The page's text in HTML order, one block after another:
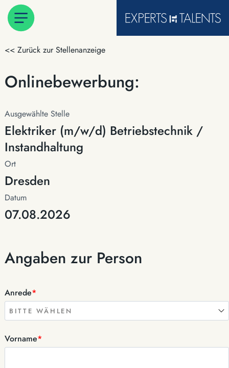
<< Zurück zur Stellenanzeige
Onlinebewerbung:
Ausgewählte Stelle
Elektriker (m/w/d) Betriebstechnik /
Instandhaltung
Ort
Dresden
Datum
07.08.2026
Angaben zur Person
Anrede*
Vorname*